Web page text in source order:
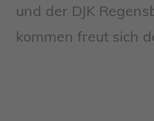
und der DJK
kommen freut sich